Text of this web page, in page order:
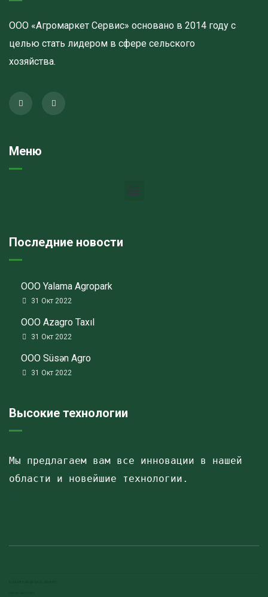
ООО «Агромаркет Сервис» основано в 2014 году с
целью стать лидером в сфере сельского
хозяйства.
Меню
Последние новости
ООО Yalama Agropark
31 Окт 2022
ООО Azagro Taxıl
31 Окт 2022
ООО Süsən Agro
31 Окт 2022
Высокие технологии
Мы предлагаем вам все инновации в нашей
области и новейшие технологии.